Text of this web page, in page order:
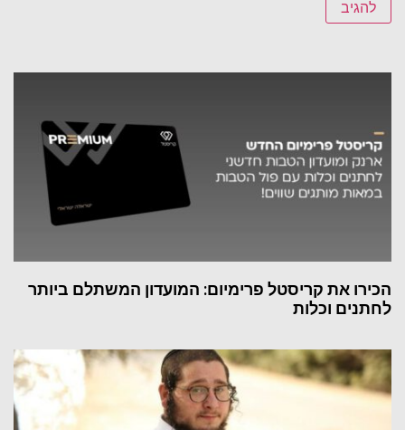
הכירו את קריסטל פרימיום: המועדון המשתלם ביותר
לחתנים וכלות